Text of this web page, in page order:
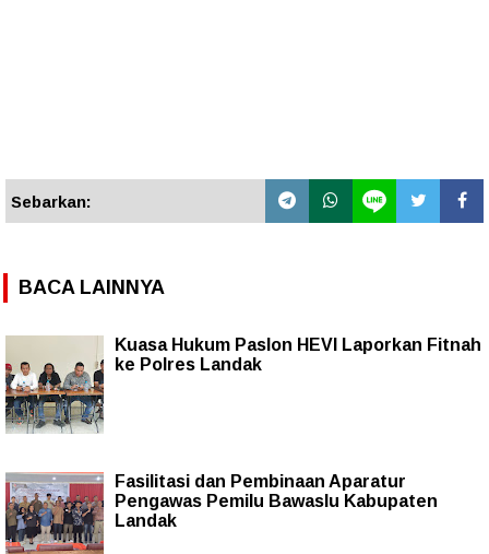
Sebarkan:
BACA LAINNYA
Kuasa Hukum Paslon HEVI Laporkan Fitnah
ke Polres Landak
Fasilitasi dan Pembinaan Aparatur
Pengawas Pemilu Bawaslu Kabupaten
Landak